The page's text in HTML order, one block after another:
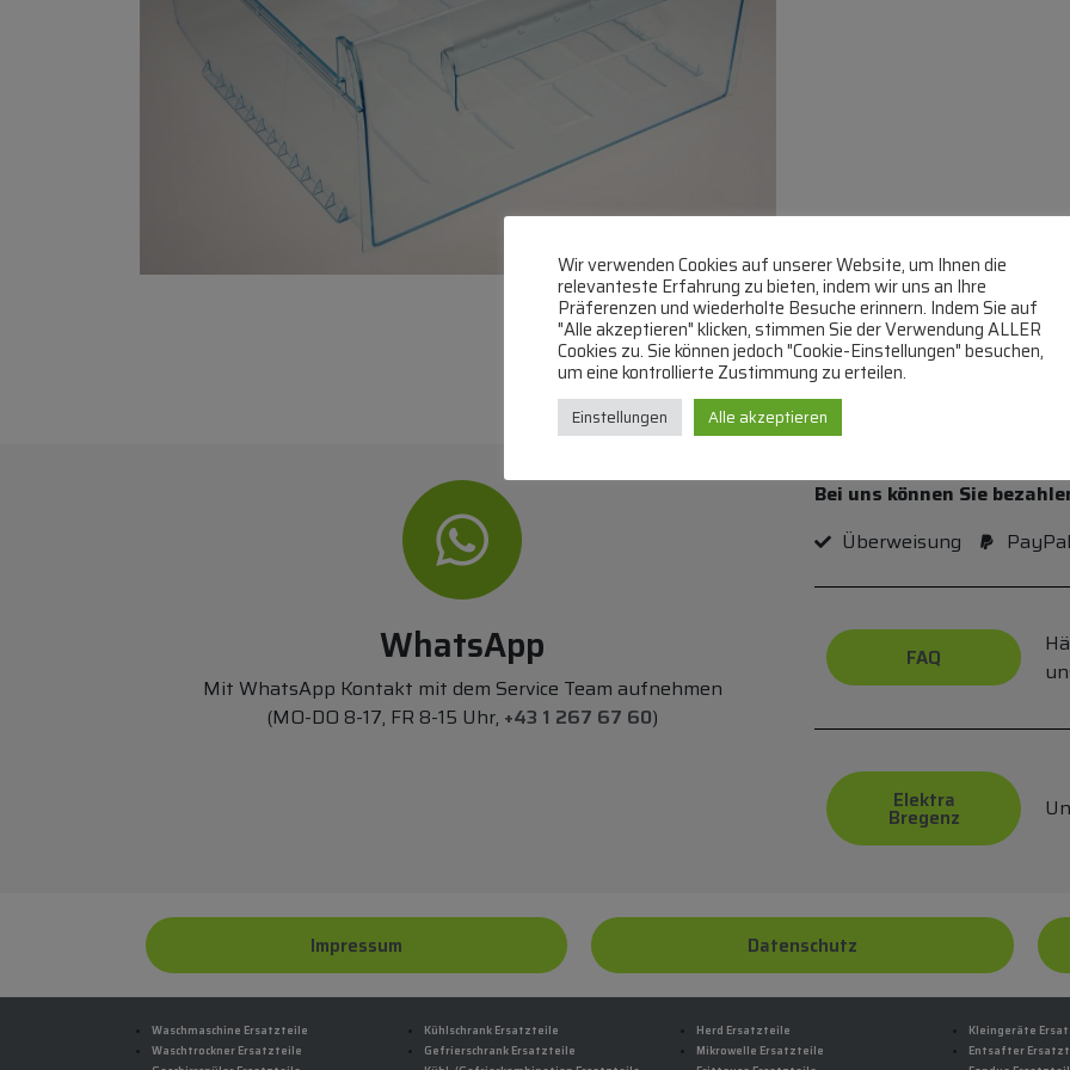
WhatsApp
Mit WhatsApp Kontakt mit dem Service Team aufnehmen
(MO-DO 8-17, FR 8-15 Uhr, +43 1 267 67 60)
Bei uns können Sie
Überweisung
PayPal
FAQ
Elektra
Bregenz
Impressum Datenschutz
Waschmaschine Ersatzteile
Waschtrockner Ersatzteile
Kühlschrank Ersatzteile
Gefrierschrank Ersatzteile
Herd Ersatzteile
Mikrowelle Ersatzteile
Kleingeräte
Entsafter
Wir verwenden Cookies auf unserer Website, um Ihnen die
relevanteste Erfahrung zu bieten, indem wir uns an Ihre
Präferenzen und wiederholte Besuche erinnern. Indem Sie auf
"Alle akzeptieren" klicken, stimmen Sie der Verwendung ALLER
Cookies zu. Sie können jedoch "Cookie-Einstellungen" besuchen,
um eine kontrollierte Zustimmung zu erteilen.
Einstellungen Alle akzeptieren